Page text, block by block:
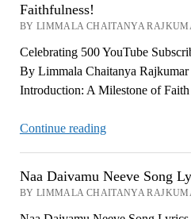
Faithfulness!
BY LIMMALA CHAITANYA
Celebrating 500 YouTube
By Limmala Chaitanya Rajkumar
Introduction: A Milestone of
Continue reading500
Christian
Naa Daivamu Neeve Song
BY LIMMALA CHAITANYA